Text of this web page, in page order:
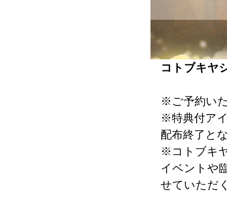
コトブキヤ
※ご予約い
※特典付ア
配布終了と
※コトブキ
イベントや
せていただ